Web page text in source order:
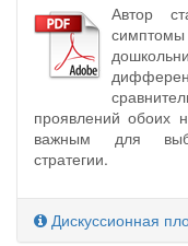
Автор
проявлений обоих
важным для
стратегии.
Дискуссионная